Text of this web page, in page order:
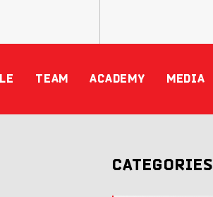
TEAM ACADEMY MEDIA
CATEGORIES